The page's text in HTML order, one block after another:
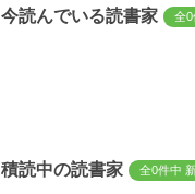
今読んでいる読書家 全0
積読中の読書家 全0件中